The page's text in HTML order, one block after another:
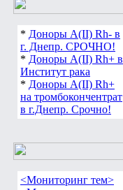
* Доноры А(ІІ) Rh- в
г. Днепр. СРОЧНО!
* Доноры А(ІІ) Rh+ в
Институт рака
* Доноры А(ІІ) Rh+
на тромбокончентрат
в г.Днепр. Срочно!
<Мониторинг тем>